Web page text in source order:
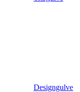
Designgulve